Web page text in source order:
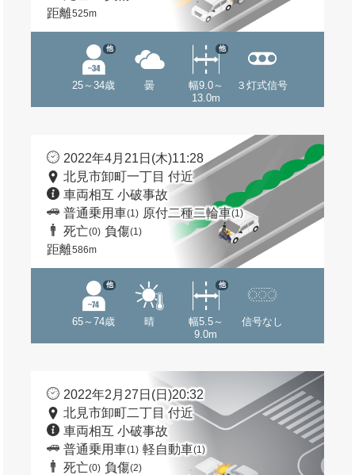
距離525m
25～34歳
他
曇
幅9.0～
13.0m
他
３灯式信号
2022年4月21日(木)11:28
北見市卸町一丁目 付近
車両相互 小破事故
普通乗用車(1) 原付二種二輪車(1)
死亡(0) 負傷(1)
距離586m
65～74歳
他
晴
幅5.5～
9.0m
他
信号なし
2022年2月27日(日)20:32
北見市卸町二丁目 付近
車両相互 小破事故
普通乗用車(1) 軽自動車(1)
死亡(0) 負傷(2)